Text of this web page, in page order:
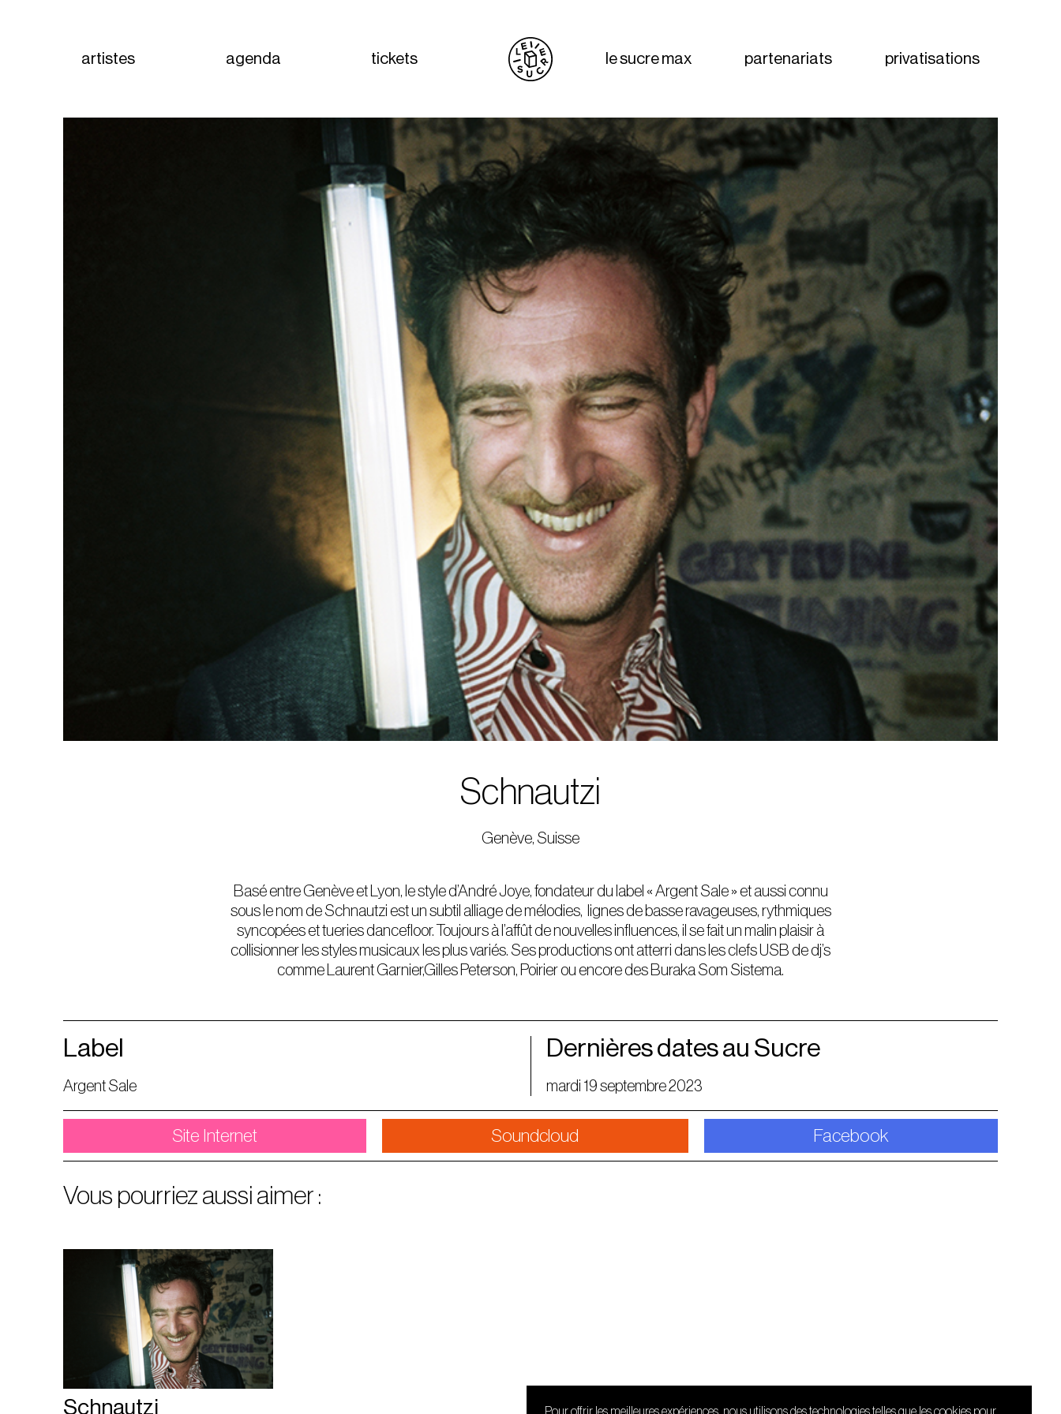
artistes agenda tickets le sucre max partenariats privatisations
Schnautzi
Genève, Suisse
Basé entre Genève et Lyon, le style d’André Joye, fondateur du label « Argent Sale » et aussi connu
sous le nom de Schnautzi est un subtil alliage de mélodies, lignes de basse ravageuses, rythmiques
syncopées et tueries dancefloor. Toujours à l’affût de nouvelles influences, il se fait un malin plaisir à
collisionner les styles musicaux les plus variés. Ses productions ont atterri dans les clefs USB de dj’s
comme Laurent Garnier,Gilles Peterson, Poirier ou encore des Buraka Som Sistema.
Label
Argent Sale
Dernières dates au Sucre
mardi 19 septembre 2023
Site Internet Soundcloud Facebook
Vous pourriez aussi aimer :
Schnautzi Pour offrir les meilleures expériences, nous utilisons des technologies telles que les cookies pour